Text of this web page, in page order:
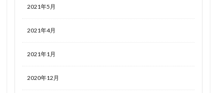
2021年5月
2021年4月
2021年1月
2020年12月